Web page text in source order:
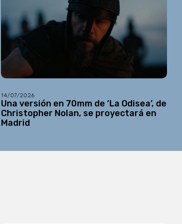
14/07/2026
Una versión en 70mm de ‘La Odisea’, de
Christopher Nolan, se proyectará en
Madrid